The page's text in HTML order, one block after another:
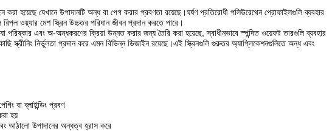
করা হয়েছে যেখানে উপাদানটি অন্ধ বা পেগ করার প্রবণতা রয়েছে।ঘর্ষণ প্রতিরোধী পলিউরেথেন প্রোফাইলগুলি ব্যবহার
ওয়্যার মেশ স্ক্রিন উচ্চতর পরিধান জীবন প্রদান করতে পারে।
যা পরিষ্কার এবং অ-অন্ধকরণের ক্রিয়া উন্নত করার জন্য তৈরি করা হয়েছে, স্বাধীনভাবে স্পন্দিত ওয়েফট তারগুলি ব্যবহার
স্ক্রীনিং নির্ভুলতা প্রদান করে এমন বিভিন্ন ডিজাইন রয়েছে।এই স্ক্রিনগুলি গুরুতর অ্যাপ্লিকেশনগুলিতে অন্ধ এবং
বা ব্লাইন্ডিং প্রবণ
হয়
আঠালো উপাদানের অন্ধত্ব হ্রাস করে